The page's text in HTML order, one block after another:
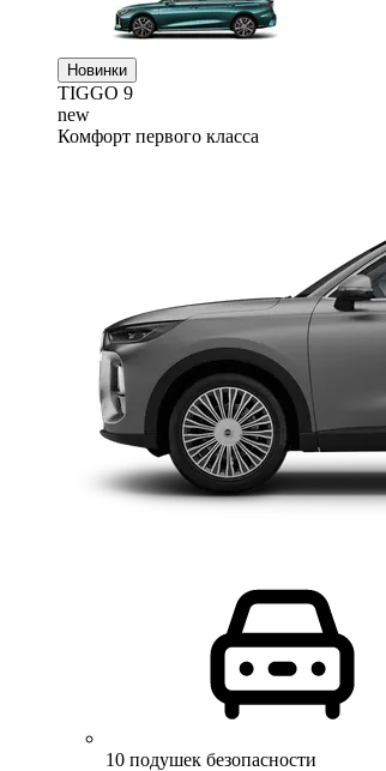
Новинки
TIGGO 9
new
Комфорт первого класса
10 подушек безопасности